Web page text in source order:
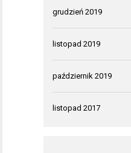
grudzień 2019
listopad 2019
październik 2019
listopad 2017